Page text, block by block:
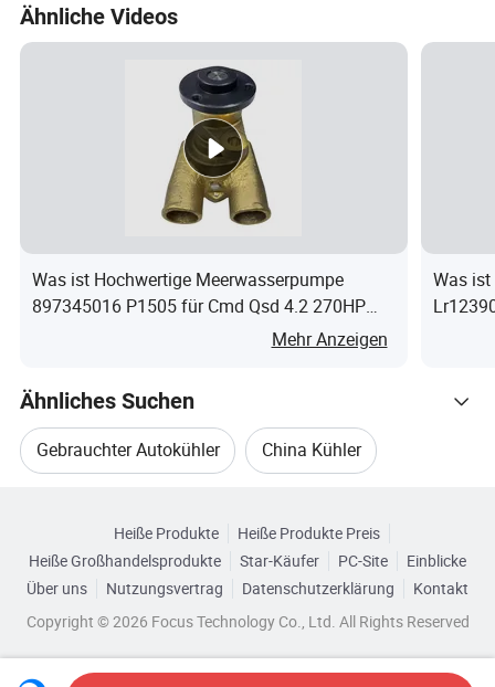
Kühlers verbessert.
4.The Seitenplatte nimmt ein Design
der Schwerkraft Nut / Expansion Joint:
Das reduziert effektiv die Verformung durch
thermische Ausdehnung und Kontraktion des
Produkts, verlängert die Zuverlässigkeit und
Lebensdauer des Produkts.
Kundendienst:
Nach unserer Unternehmensregel
unterstützen wir die Bereitstellung einer 2-
irgendwelche Qualitätsprobleme zu erfüllen,
Austausch.Die Prämisse ist nicht-
menschlicher Schaden.
Detaillierte Fotos
Ähnliche Videos
Was ist Hochwertige Meerwasserpumpe
897345016 P1505 für Cmd Qsd 4.2 270HP
Mehr Anzeigen
Was
Ähnliches Suchen
Gebrauchter Autokühler China Kühler
Aluminium-Autokühler Autokühlerrohre
Heiße Produkte
Heiße Produkte Preis
Heiße Großhandelsprodukte
Star-Käufer PC-Site
Einblicke
Über uns
Nutzungsvertrag Datenschutzerklärung
Kontakt
Copyright © 2026 Focus Technology Co., Ltd. All Rights Reserved